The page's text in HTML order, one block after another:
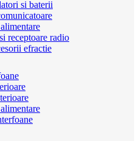
si baterii
receptoare radio
efractie